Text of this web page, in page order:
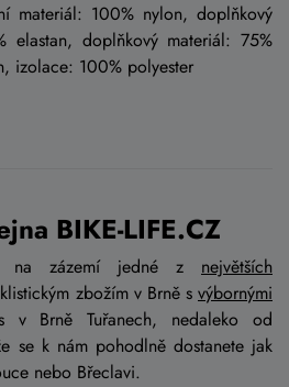
materiál: 100% nylon, doplňkový
elastan, doplňkový materiál: 75%
izolace: 100% polyester
BIKE-LIFE.CZ
na zázemí jedné z největších
zbožím v Brně s výbornými
v Brně Tuřanech, nedaleko od
se k nám pohodlně dostanete jak
nebo Břeclavi.